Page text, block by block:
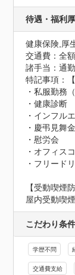
待遇・福利
健康保険,厚
交通費：全
諸手当：通
特記事項：
・私服勤務
・健康診断
・インフル
・慶弔見舞
・慰労会
・オフィス
・フリード
【受動喫煙
屋内受動喫
こだわり条件
学歴不問
交通費支給